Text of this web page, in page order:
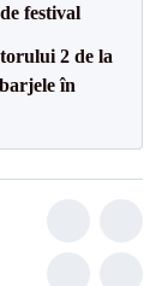
festival
2 de la
în